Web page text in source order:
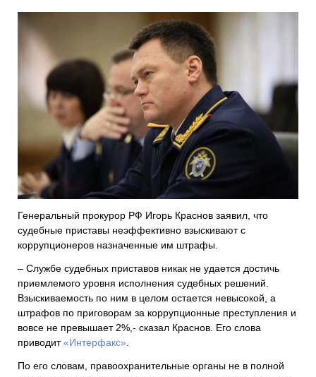
Генеральный прокурор РФ Игорь Краснов заявил, что
судебные приставы неэффективно взыскивают с
коррупционеров назначенные им штрафы.
– Службе судебных приставов никак не удается достичь
приемлемого уровня исполнения судебных решений.
Взыскиваемость по ним в целом остается невысокой, а
штрафов по приговорам за коррупционные преступления и
вовсе не превышает 2%,- сказал Краснов. Его слова
приводит«Интерфакс»
По его словам, правоохранительные органы не в полной